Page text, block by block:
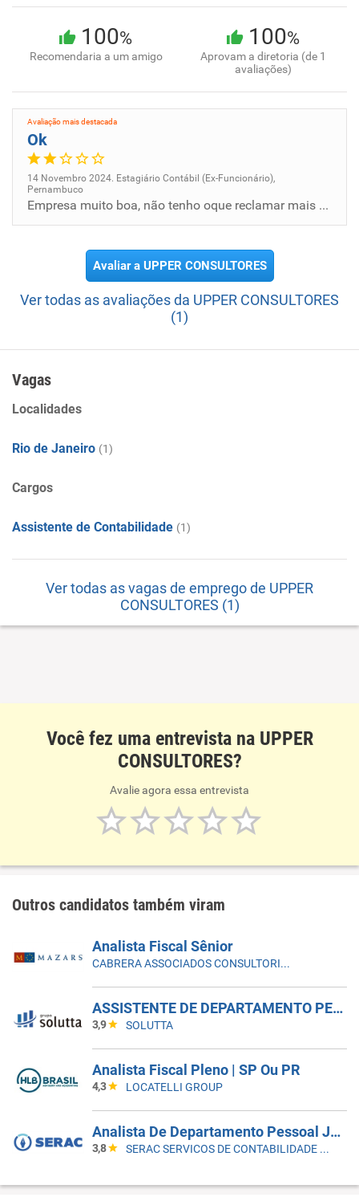
100%
Recomendaria a um amigo
100%
Aprovam a diretoria (de 1
avaliações)
Avaliação mais destacada
Ok
14 Novembro 2024. Estagiário Contábil (Ex-Funcionário),
Pernambuco
Empresa muito boa, não tenho oque reclamar mais preciso de algo melhor para suprir minhas ne
Avaliar a UPPER CONSULTORES
Ver todas as avaliações da UPPER CONSULTORES
(1)
Vagas
Localidades
Rio de Janeiro (1)
Cargos
Assistente de Contabilidade (1)
Ver todas as vagas de emprego de UPPER
CONSULTORES (1)
Você fez uma entrevista na UPPER
CONSULTORES?
Avalie agora essa entrevista
Outros candidatos também viram
Analista Fiscal Sênior
CABRERA ASSOCIADOS CONSULTORIA CONTÁBIL
ASSISTENTE DE DEPARTAMENTO PESSOAL | MORUMBI - VILA ANDRADE
3,9 SOLUTTA
Analista Fiscal Pleno | SP Ou PR
4,3 LOCATELLI GROUP
Analista De Departamento Pessoal Júnior
3,8 SERAC SERVICOS DE CONTABILIDADE S/S